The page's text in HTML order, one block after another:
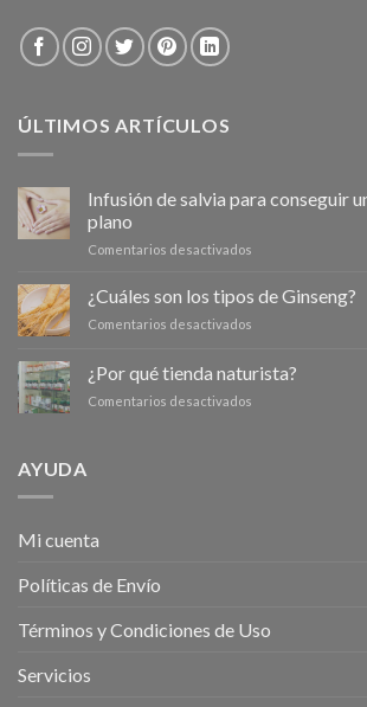
ÚLTIMOS ARTÍCULOS
Infusión de salvia para conseguir
plano
Comentarios desactivados
de
salvia
un
¿Cuáles son los tipos de Ginseng?
Comentarios desactivados
los
¿Por qué tienda naturista?
Comentarios desactivados
AYUDA
Mi cuenta
Políticas de Envío
Términos y Condiciones de Uso
Servicios